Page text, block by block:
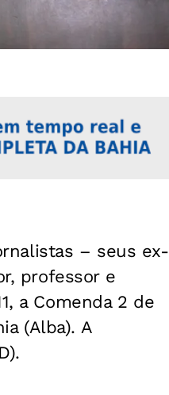
– seus ex-
professor e
a Comenda 2 de
(Alba). A